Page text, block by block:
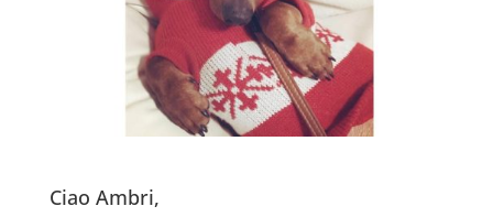
Ciao Ambri,